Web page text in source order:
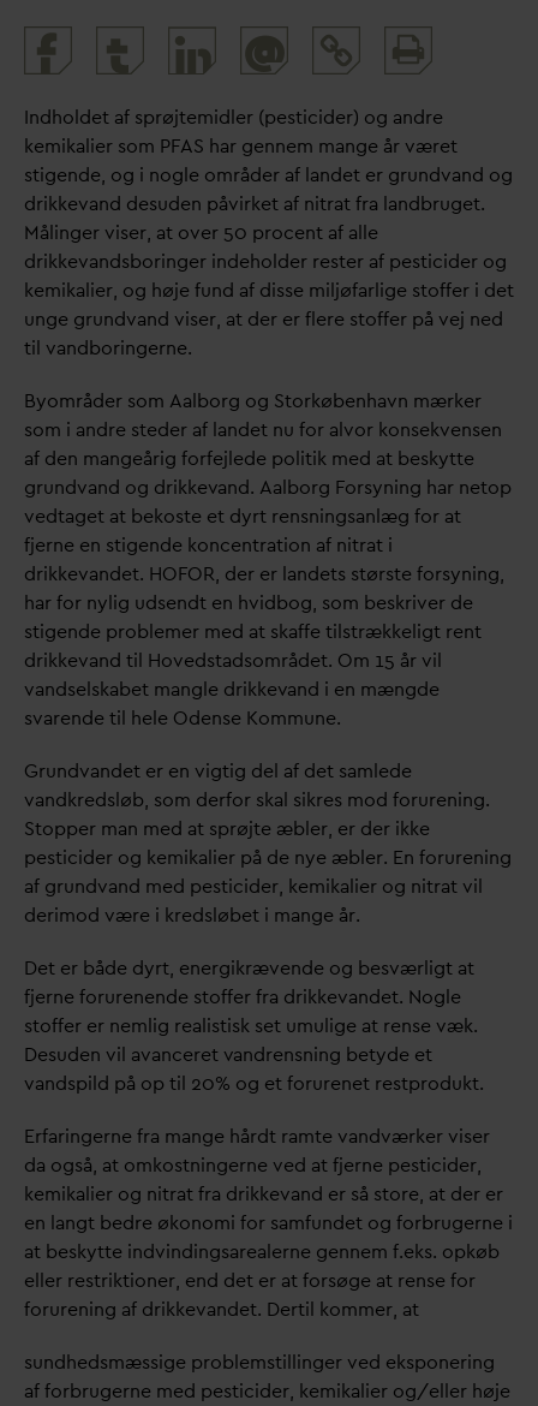
@
and
Indholdet af sprøjtemidler (pesticider) og andre
kemikalier som PFAS har gennem mange år været
stigende, og i nogle områder af landet er grundvand og
drikkevand desuden påvirket af nitrat fra landbruget.
Målinger viser, at over 50 procent af alle
drikkevandsboringer indeholder rester af pesticider og
kemikalier, og høje fund af disse miljøfarlige stoffer i det
unge grundvand viser, at der er flere stoffer på vej ned
til vandboringerne.
Byområder som Aalborg og Storkøbenhavn mærker
som i andre steder af landet nu for alvor konsekvensen
af den mangeårig forfejlede politik med at beskytte
grundvand og drikkevand. Aalborg Forsyning har netop
vedtaget at bekoste et dyrt rensningsanlæg for at
fjerne en stigende koncentration af nitrat i
drikkevandet. HOFOR, der er landets største forsyning,
har for nylig udsendt en hvidbog, som beskriver de
stigende problemer med at skaffe tilstrækkeligt rent
drikkevand til Hovedstadsområdet. Om 15 år vil
vandselskabet mangle drikkevand i en mængde
svarende til hele Odense Kommune.
Grundvandet er en vigtig del af det samlede
vandkredsløb, som derfor skal sikres mod forurening.
Stopper man med at sprøjte æbler, er der ikke
pesticider og kemikalier på de nye æbler. En forurening
af grundvand med pesticider, kemikalier og nitrat vil
derimod være i kredsløbet i mange år.
Det er både dyrt, energikrævende og besværligt at
fjerne forurenende stoffer fra drikkevandet. Nogle
stoffer er nemlig realistisk set umulige at rense væk.
Desuden vil avanceret vandrensning betyde et
vandspild på op til 20% og et forurenet restprodukt.
Erfaringerne fra mange hårdt ramte vandværker viser
da også, at omkostningerne ved at fjerne pesticider,
kemikalier og nitrat fra drikkevand er så store, at der er
en langt bedre økonomi for samfundet og forbrugerne i
at beskytte indvindingsarealerne gennem f.eks. opkøb
eller restriktioner, end det er at forsøge at rense for
forurening af drikkevandet. Dertil kommer, at
sundhedsmæssige problemstillinger ved eksponering
af forbrugerne med pesticider, kemikalier og/eller høje